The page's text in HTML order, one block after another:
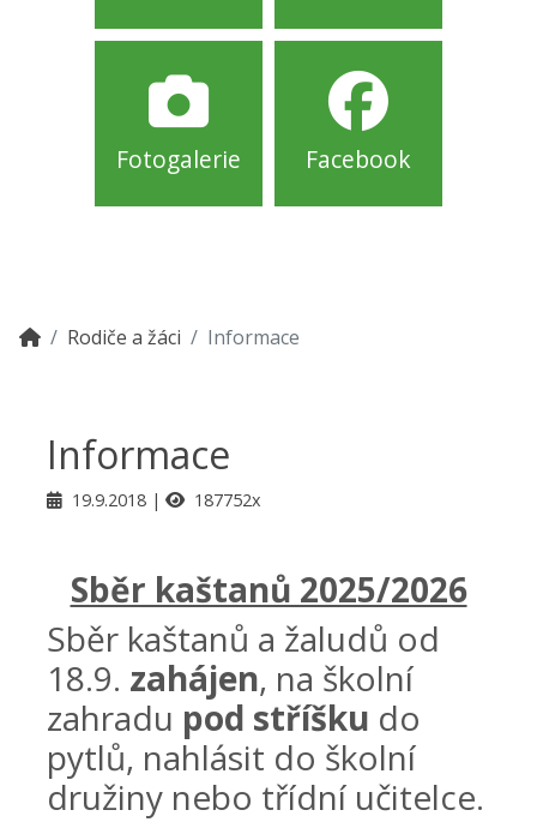
Fotogalerie Facebook
Rodiče a žáci Informace
Informace
19.9.2018 187752x
Sběr kaštanů 2025/2026
Sběr kaštanů a žaludů od
18.9. zahájen, na školní
zahradu pod stříšku do
pytlů, nahlásit do školní
družiny nebo třídní učitelce.